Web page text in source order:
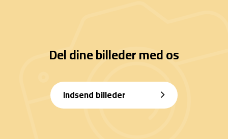
Del dine billeder med os
Indsend billeder